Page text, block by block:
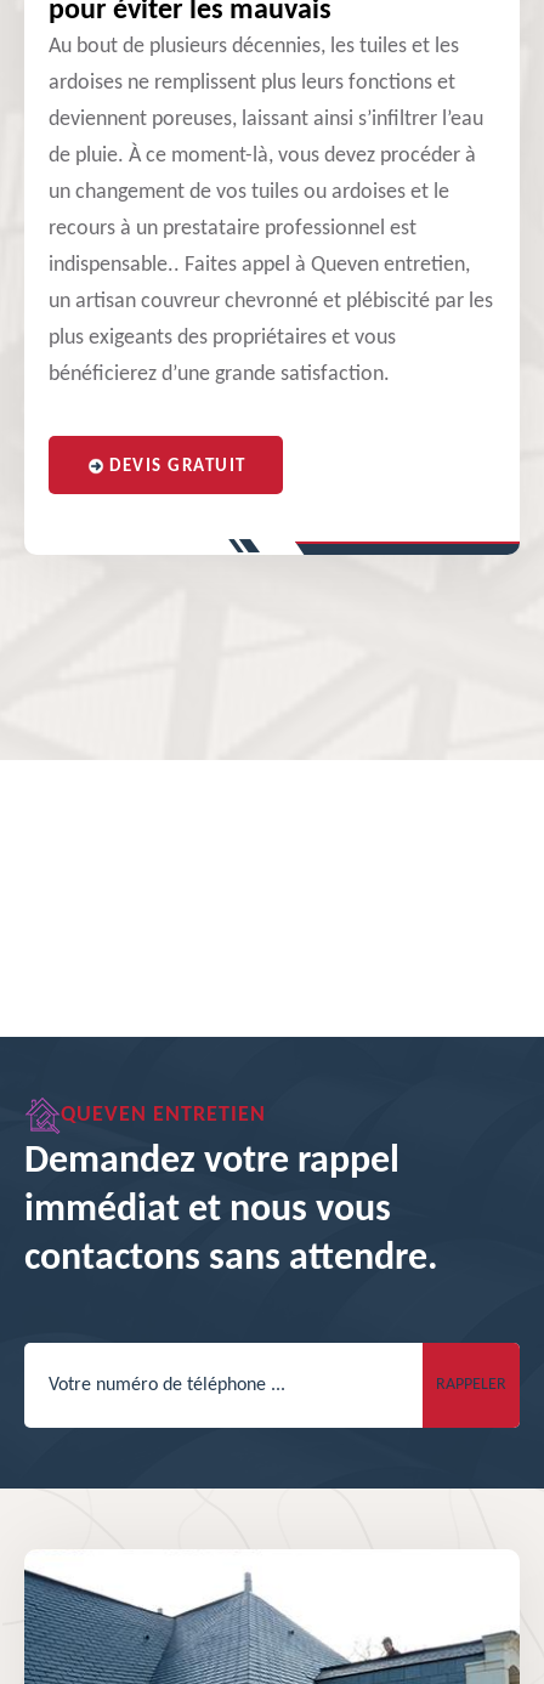
pour éviter les mauvais
Au bout de plusieurs décennies, les tuiles et les
ardoises ne remplissent plus leurs fonctions et
deviennent poreuses, laissant ainsi s’infiltrer l’eau
de pluie. À ce moment-là, vous devez procéder à
un changement de vos tuiles ou ardoises et le
recours à un prestataire professionnel est
indispensable.. Faites appel à Queven entretien,
un artisan couvreur chevronné et plébiscité par les
plus exigeants des propriétaires et vous
bénéficierez d’une grande satisfaction.
DEVIS GRATUIT
QUEVEN ENTRETIEN
Demandez votre rappel
immédiat et nous vous
contactons sans attendre.